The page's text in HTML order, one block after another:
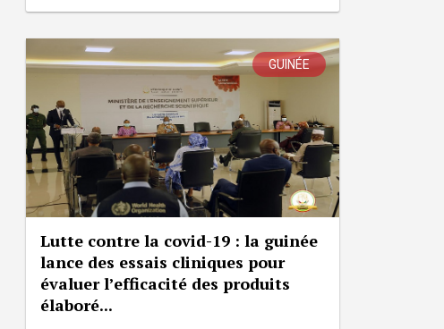
GUINÉE
Lutte contre la covid-19 : la guinée
lance des essais cliniques pour
évaluer l’efficacité des produits
élaboré...